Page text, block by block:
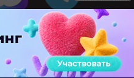
ВЕРСИЮ
защищены. 2026